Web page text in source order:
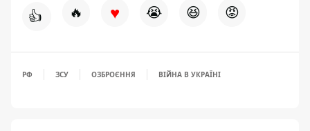
👍 🔥 ♥ 😭 😆 😡
РФ ЗСУ ОЗБРОЄННЯ ВІЙНА В УКРАЇНІ